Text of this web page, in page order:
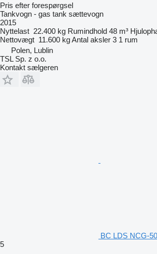
Pris efter forespørgsel
Tankvogn - gas tank sættevogn
2015
Nyttelast 22.400 kg Rumindhold 48 m³
Nettovægt 11.600 kgAntal aksler 3 1 rum
Polen, Lublin
TSL Sp. z o.o.
Kontakt sælgeren
BC LDS NCG-
5